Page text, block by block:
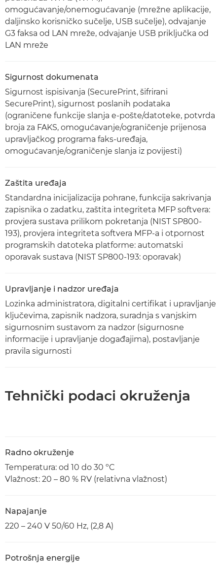
omogućavanje/onemogućavanje (mrežne aplikacije,
daljinsko korisničko sučelje, USB sučelje), odvajanje
G3 faksa od LAN mreže, odvajanje USB priključka od
LAN mreže
Sigurnost dokumenata
Sigurnost ispisivanja (SecurePrint, šifrirani
SecurePrint), sigurnost poslanih podataka
(ograničene funkcije slanja e-pošte/datoteke, potvrda
broja za FAKS, omogućavanje/ograničenje prijenosa
upravljačkog programa faks-uređaja,
omogućavanje/ograničenje slanja iz povijesti)
Zaštita uređaja
Standardna inicijalizacija pohrane, funkcija sakrivanja
zapisnika o zadatku, zaštita integriteta MFP softvera:
provjera sustava prilikom pokretanja (NIST SP800-
193), provjera integriteta softvera MFP-a i otpornost
programskih datoteka platforme: automatski
oporavak sustava (NIST SP800-193: oporavak)
Upravljanje i nadzor uređaja
Lozinka administratora, digitalni certifikat i upravljanje
ključevima, zapisnik nadzora, suradnja s vanjskim
sigurnosnim sustavom za nadzor (sigurnosne
informacije i upravljanje događajima), postavljanje
pravila sigurnosti
Tehnički podaci okruženja
Radno okruženje
Temperatura: od 10 do 30 ºC
Vlažnost: 20 – 80 % RV (relativna vlažnost)
Napajanje
220 – 240 V 50/60 Hz, (2,8 A)
Potrošnja energije